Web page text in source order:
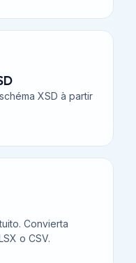
XSD à partir
Convierta
o CSV.